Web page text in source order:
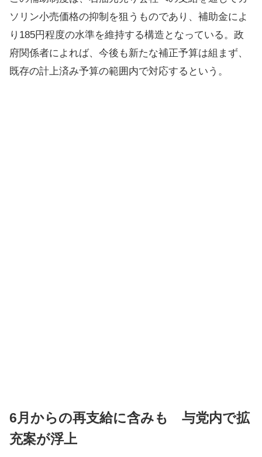
ソリン小売価格の抑制を狙うものであり、補助金によ
り185円程度の水準を維持する構造となっている。政
府関係者によれば、今後も新たな補正予算は組まず、
既存の計上済み予算の範囲内で対応するという。
6月からの再支給に含みも 与党内で拡
充案が浮上